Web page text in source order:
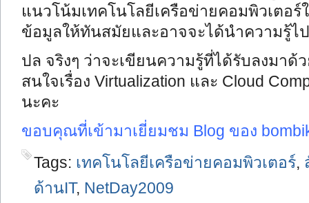
แนวโน้มเทคโนโลยีเครือข่ายคอมพิวเตอ
ข้อมูลให้ทันสมัยและอาจจะได้นำความรู้ไ
ปล จริงๆ ว่าจะเขียนความรู้ที่ได้รับลงมาด้
สนใจเรื่อง Virtualization และ Cloud
นะคะ
ขอบคุณที่เข้ามาเยี่ยมชม Blog ของ
Tags: เทคโนโลยีเครือข่ายคอมพิวเตอร์,
ด้านIT, NetDay2009